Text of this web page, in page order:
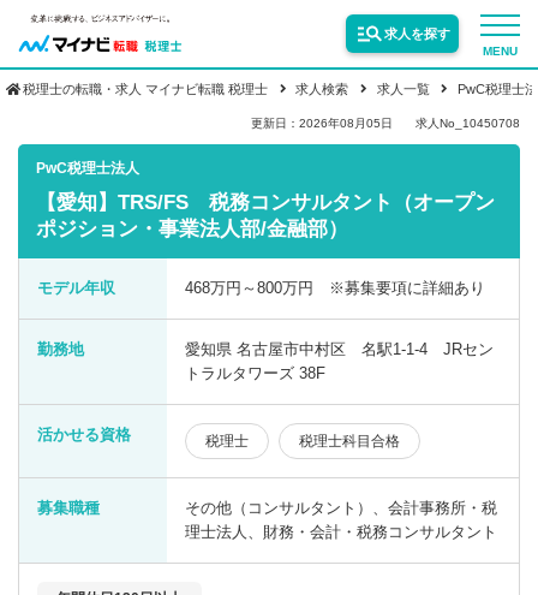
MENU
求人を探す
転職お役立ち情報
業界情報
税理士の転職・求人 マイナビ転職 税理士 求人検索 求人一覧 PwC税理士
更新日：2026年08月05日 求人No_10450708
PwC税理士法人
【愛知】TRS/FS 税務コンサルタント（オープン
ポジション・事業法人部/金融部）
モデル年収 468万円～800万円 ※募集要項に詳細あり
勤務地
愛知県 名古屋市中村区 名駅1-1-4 JRセン
トラルタワーズ 38F
活かせる資格 税理士 税理士科目合格
募集職種
その他（コンサルタント）、会計事務所・税
理士法人、財務・会計・税務コンサルタント